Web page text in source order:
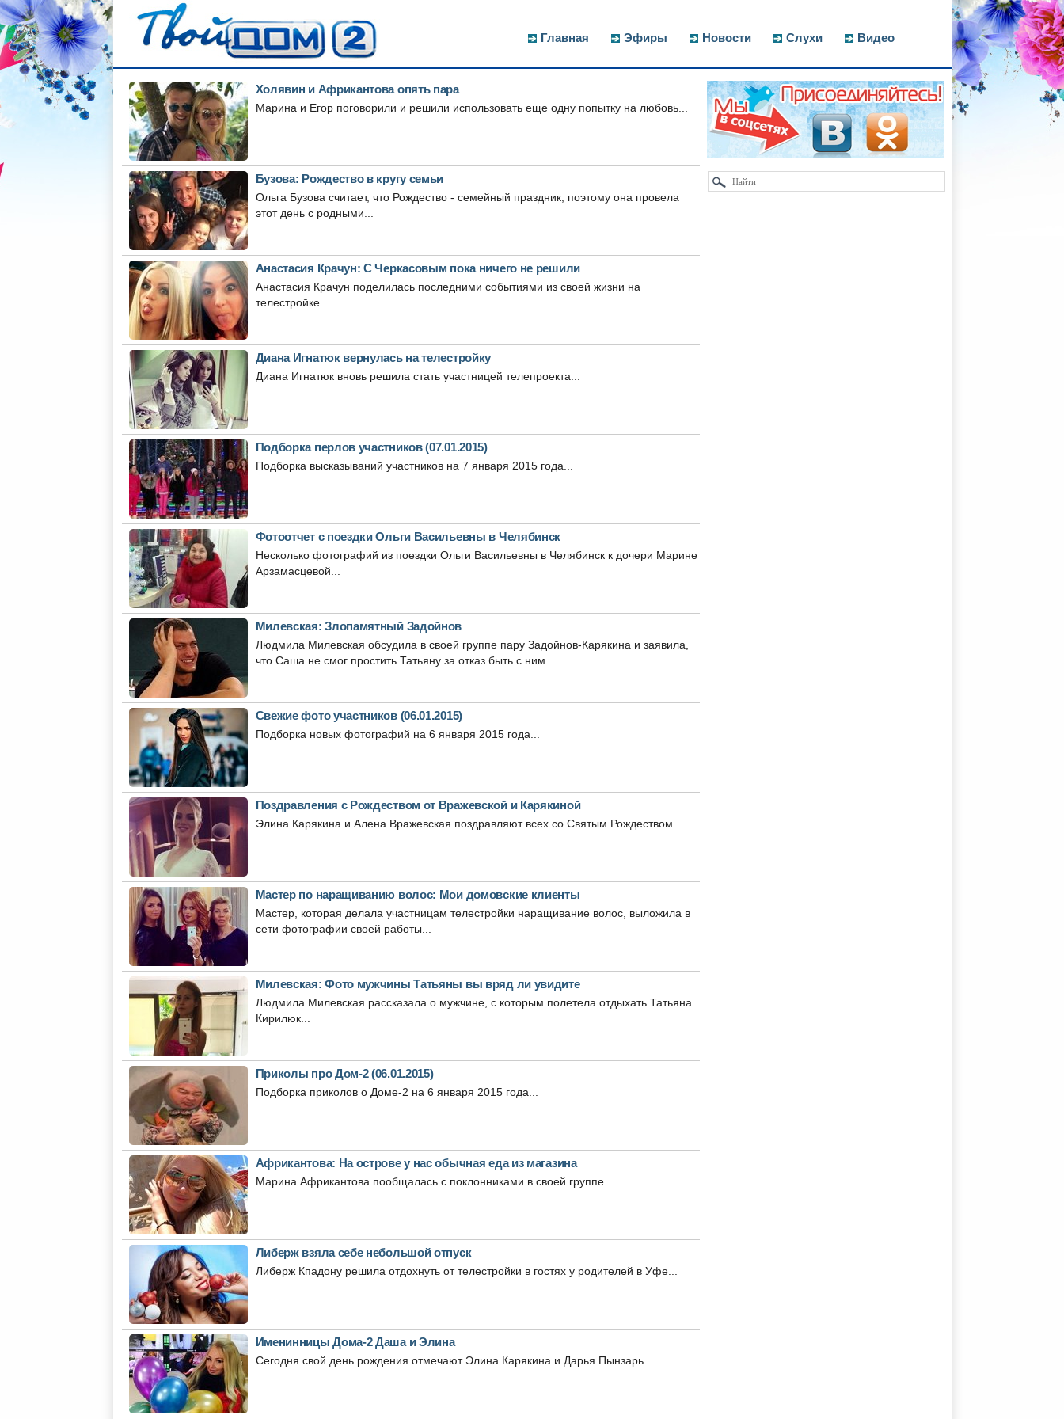
Главная Эфиры Новости Слухи Видео
Холявин и Африкантова опять пара
Марина и Егор поговорили и решили использовать еще одну попытку на любовь...
Бузова: Рождество в кругу семьи
Ольга Бузова считает, что Рождество - семейный праздник, поэтому она провела
этот день с родными...
Анастасия Крачун: С Черкасовым пока ничего не решили
Анастасия Крачун поделилась последними событиями из своей жизни на
телестройке...
Диана Игнатюк вернулась на телестройку
Диана Игнатюк вновь решила стать участницей телепроекта...
Подборка перлов участников (07.01.2015)
Подборка высказываний участников на 7 января 2015 года...
Фотоотчет с поездки Ольги Васильевны в Челябинск
Несколько фотографий из поездки Ольги Васильевны в Челябинск к дочери Марине
Арзамасцевой...
Милевская: Злопамятный Задойнов
Людмила Милевская обсудила в своей группе пару Задойнов-Карякина и заявила,
что Саша не смог простить Татьяну за отказ быть с ним...
Свежие фото участников (06.01.2015)
Подборка новых фотографий на 6 января 2015 года...
Поздравления с Рождеством от Вражевской и Карякиной
Элина Карякина и Алена Вражевская поздравляют всех со Святым Рождеством...
Мастер по наращиванию волос: Мои домовские клиенты
Мастер, которая делала участницам телестройки наращивание волос, выложила в
сети фотографии своей работы...
Милевская: Фото мужчины Татьяны вы вряд ли увидите
Людмила Милевская рассказала о мужчине, с которым полетела отдыхать Татьяна
Кирилюк...
Приколы про Дом-2 (06.01.2015)
Подборка приколов о Доме-2 на 6 января 2015 года...
Африкантова: На острове у нас обычная еда из магазина
Марина Африкантова пообщалась с поклонниками в своей группе...
Либерж взяла себе небольшой отпуск
Либерж Кпадону решила отдохнуть от телестройки в гостях у родителей в Уфе...
Именинницы Дома-2 Даша и Элина
Сегодня свой день рождения отмечают Элина Карякина и Дарья Пынзарь...